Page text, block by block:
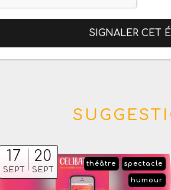
SIGNALER CET
17
SEPT
20
SEPT
spectacle
théâtre
humour